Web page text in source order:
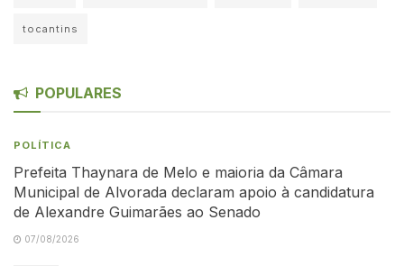
tocantins
POPULARES
POLÍTICA
Prefeita Thaynara de Melo e maioria da Câmara
Municipal de Alvorada declaram apoio à candidatura
de Alexandre Guimarães ao Senado
07/08/2026